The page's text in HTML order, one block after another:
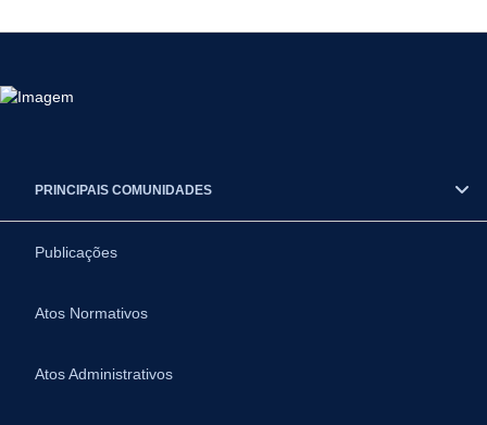
PRINCIPAIS COMUNIDADES
Publicações
Atos Normativos
Atos Administrativos